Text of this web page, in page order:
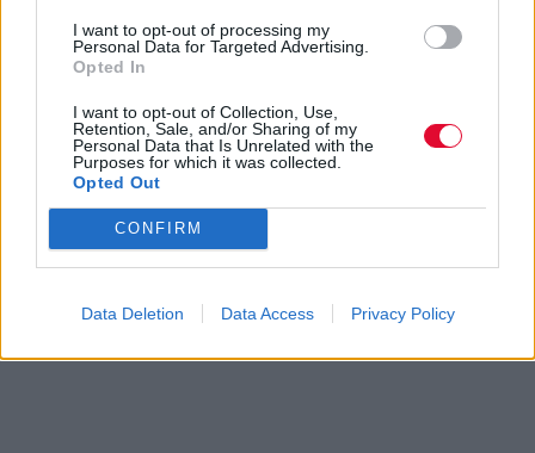
I want to opt-out of processing my
Personal Data for Targeted Advertising.
Opted In
I want to opt-out of Collection, Use,
Retention, Sale, and/or Sharing of my
Personal Data that Is Unrelated with the
Purposes for which it was collected.
Opted Out
CONFIRM
Data Deletion Data Access Privacy Policy